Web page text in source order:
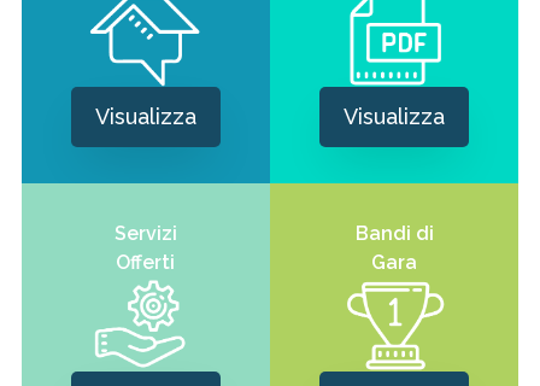
Visualizza Visualizza
Servizi
Offerti
Bandi di
Gara